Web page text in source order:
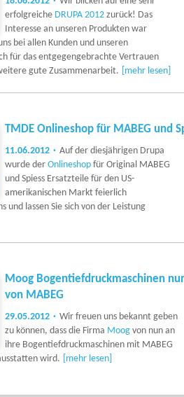
erfolgreiche DRUPA 2012zurück! Das
Interesse an unseren Produkten war
bei allen Kunden und unseren
für das entgegengebrachte Vertrauen
gute Zusammenarbeit.
[mehr lesen]
TMDE Onlineshop für MABEG und
11.06.2012
Auf der diesjährigen Drupa
wurde der Onlineshopfür Original MABEG
und Spiess Ersatzteile für den US-
amerikanischen Markt feierlich
und lassen Sie sich von der Leistung
Moog Bogentiefdruckmaschinen
von MABEG
29.05.2012
Wir freuen uns bekannt geben
zu können, dass die Firma Moogvon nun an
ihre Bogentiefdruckmaschinen mit MABEG
wird.
[mehr lesen]